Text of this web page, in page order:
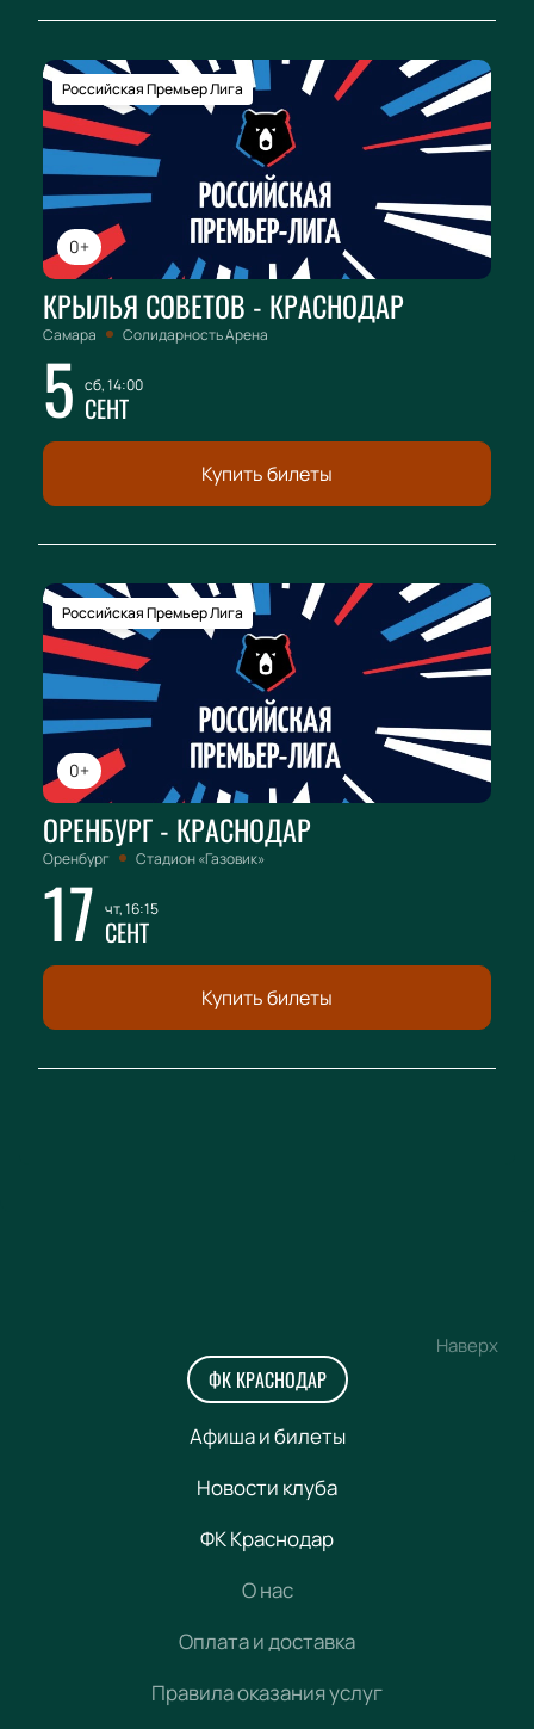
0+
Российская Премьер Лига
КРЫЛЬЯ СОВЕТОВ - КРАСНОДАР
Самара Солидарность Арена
5 сб, 14:00
СЕНТ
Купить билеты
0+
Российская Премьер Лига
ОРЕНБУРГ - КРАСНОДАР
Оренбург Стадион «Газовик»
17 чт, 16:15
СЕНТ
Купить билеты
Наверх
ФК КРАСНОДАР
Афиша и билеты
Новости клуба
ФК Краснодар
О нас
Оплата и доставка
Правила оказания услуг